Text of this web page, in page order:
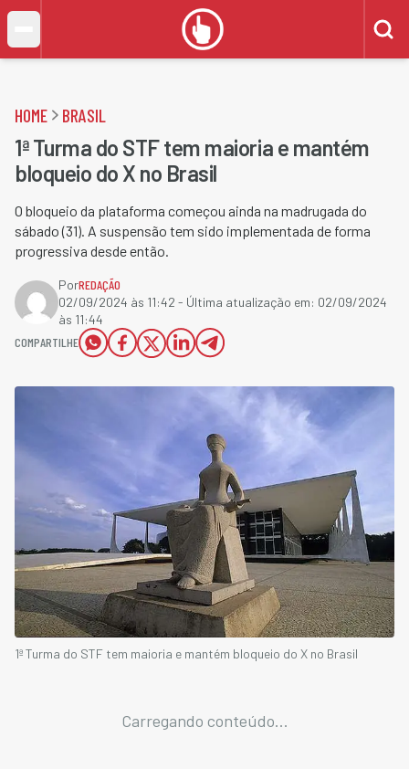
HOME BRASIL
1ª Turma do STF tem maioria e mantém
bloqueio do X no Brasil
O bloqueio da plataforma começou ainda na madrugada do
sábado (31). A suspensão tem sido implementada de forma
progressiva desde então.
PorREDAÇÃO
02/09/2024 às 11:42 - Última atualização em: 02/09/2024
às 11:44
COMPARTILHE
1ª Turma do STF tem maioria e mantém bloqueio do X no Brasil
Carregando conteúdo...